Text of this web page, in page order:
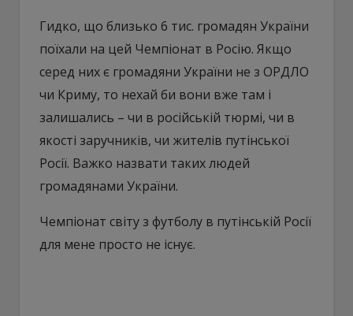
Гидко, що близько 6 тис. громадян України
поїхали на цей Чемпіонат в Росію. Якщо
серед них є громадяни України не з ОРДЛО
чи Криму, то нехай би вони вже там і
залишались – чи в російській тюрмі, чи в
якості заручників, чи жителів путінської
Росії. Важко назвати таких людей
громадянами України.
Чемпіонат світу з футболу в путінській Росії
для мене просто не існує.